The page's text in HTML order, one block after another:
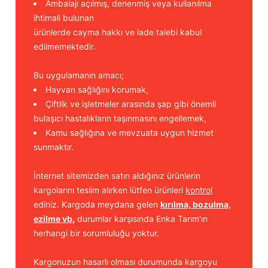
Ambalajı açılmış, denenmiş veya kullanılma
ihtimali bulunan
ürünlerde cayma hakkı ve iade talebi kabul
edilmemektedir.
Bu uygulamanın amacı;
Hayvan sağlığını korumak,
Çiftlik ve işletmeler arasında şap gibi önemli
bulaşıcı hastalıkların taşınmasını engellemek,
Kamu sağlığına ve mevzuata uygun hizmet
sunmaktır.
İnternet sitemizden satın aldığınız ürünlerin
kargolarını teslim alırken lütfen ürünleri kontrol
ediniz. Kargoda meydana gelen kırılma, bozulma,
ezilme vb. durumlar karşısında Enka Tarım'ın
herhangi bir sorumluluğu yoktur.
Kargonuzun hasarlı olması durumunda kargoyu